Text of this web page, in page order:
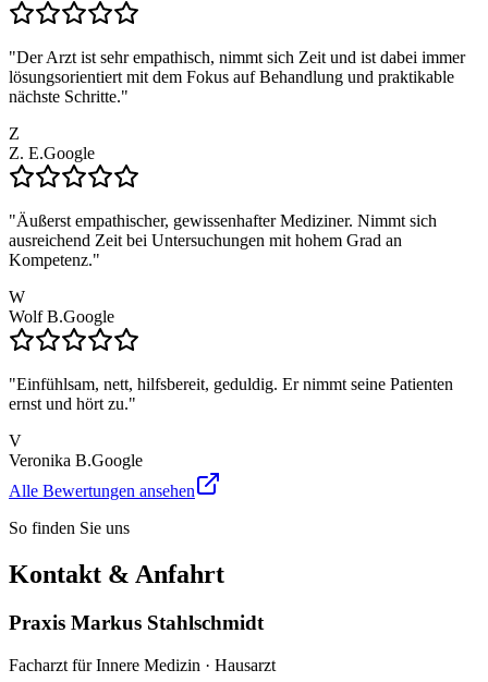
"Der Arzt ist sehr empathisch, nimmt sich Zeit und ist dabei immer
lösungsorientiert mit dem Fokus auf Behandlung und praktikable
nächste Schritte."
Z
Z. E.Google
"Äußerst empathischer, gewissenhafter Mediziner. Nimmt sich
ausreichend Zeit bei Untersuchungen mit hohem Grad an
Kompetenz."
W
Wolf B.Google
"Einfühlsam, nett, hilfsbereit, geduldig. Er nimmt seine Patienten
ernst und hört zu."
V
Veronika B.Google
Alle Bewertungen ansehen
So finden Sie uns
Kontakt & Anfahrt
Praxis Markus Stahlschmidt
Facharzt für Innere Medizin · Hausarzt